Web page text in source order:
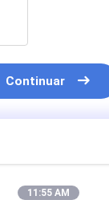
Continuar
11:55 AM